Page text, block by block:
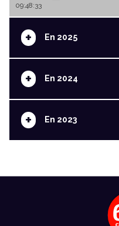
09:48:33
+ En 2025
+ En 2024
+ En 2023